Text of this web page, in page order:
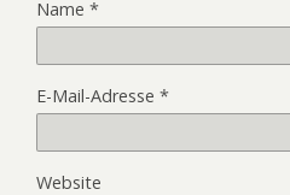
Name *
E-Mail-Adresse *
Website